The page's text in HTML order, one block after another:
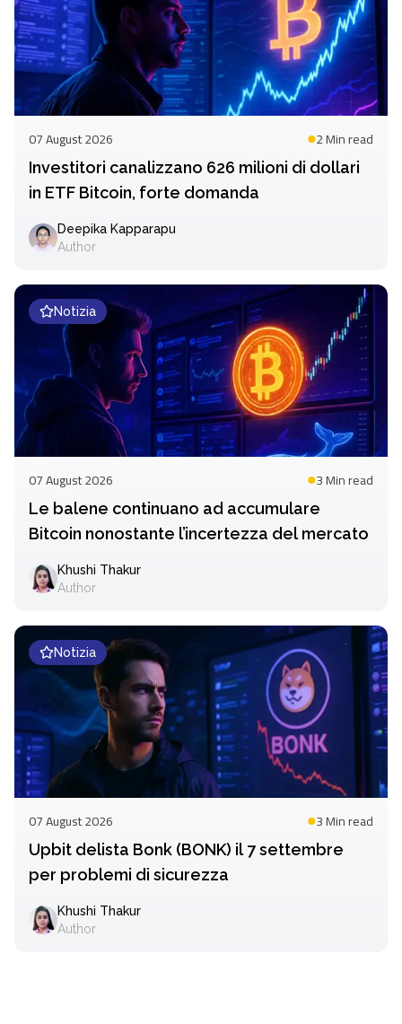
07 August 2026 2 Minread
Investitori canalizzano 626 milioni di dollari
in ETF Bitcoin, forte domanda
Deepika Kapparapu
Author
Notizia
07 August 2026 3 Minread
Le balene continuano ad accumulare
Bitcoin nonostante l’incertezza del mercato
Khushi Thakur
Author
Notizia
07 August 2026 3 Minread
Upbit delista Bonk (BONK) il 7 settembre
per problemi di sicurezza
Khushi Thakur
Author